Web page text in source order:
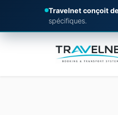
Travelnet conçoit
spécifiques.